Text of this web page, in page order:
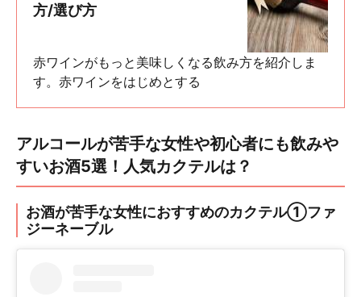
方/選び方
赤ワインがもっと美味しくなる飲み方を紹介しま
す。赤ワインをはじめとする
アルコールが苦手な女性や初心者にも飲みや
すいお酒5選！人気カクテルは？
お酒が苦手な女性におすすめのカクテル①ファ
ジーネーブル